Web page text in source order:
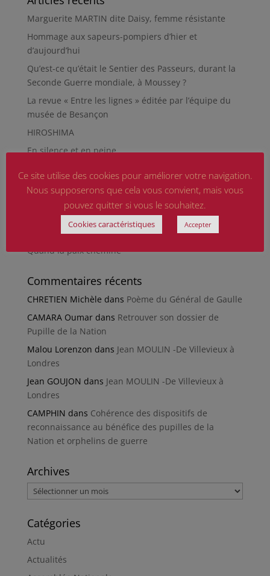
Marguerite MARTIN dite Daisy, femme résistante
Hommage aux sapeurs-pompiers d’hier et
d’aujourd’hui
Qu’est-ce qu’était le Sentier des Passeurs, durant la
Seconde Guerre mondiale, à Moussey ?
La revue « Entre les lignes » éditée par l’équipe du
musée de Besançon
HIROSHIMA
En silence et en peine
Guerre mondiale
RÉPARER LES OMISSIONS SUR LES MONUMENTS AUX
Le rapport d’activité 2025 de la DMCA.
Quand la paix chemine
Commentaires récents
CHRETIEN Michèle dans Poème du Général de Gaulle
CAMARA Oumardans Retrouver son dossier de
Pupille de la Nation
Malou Lorenzon dans Jean MOULIN -De Villevieux à
Londres
Jean GOUJON dans Jean MOULIN -De Villevieux à
Londres
CAMPHIN dans Cohérence des dispositifs de
reconnaissance au bénéfice des pupilles de la
Nation et orphelins de guerre
Archives
Archives
Catégories
Actu
Actualités
Ce site utilise des cookies pour améliorer votre navigation.
Nous supposerons que cela vous convient, mais vous
pouvez quitter si vous le souhaitez.
Cookies caractéristiques Accepter